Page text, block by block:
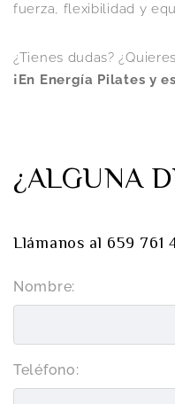
fuerza, flexibilidad y
¿Tienes dudas?
¡En Energía Pilates y
¿ALGUNA
Llámanos al 659 761
Nombre:
Teléfono: